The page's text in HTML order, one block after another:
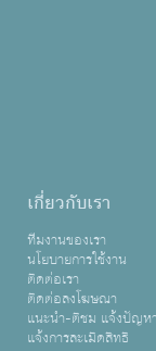
เกี่ยวกับเรา
ทีมงานของเรา
นโยบายการใช้งาน
ติดต่อเรา
ติดต่อลงโฆษณา
แนะนำ-ติชม แจ้งปัญหา
แจ้งการละเมิดสิทธิ